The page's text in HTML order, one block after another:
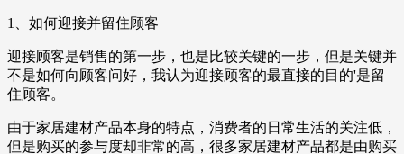
1、如何迎接并留住顾客
迎接顾客是销售的第一步，也是比较关键的一步，但是关键并
不是如何向顾客问好，我认为迎接顾客的最直接的目的'是留
住顾客。
由于家居建材产品本身的特点，消费者的日常生活的关注低，
但是购买的参与度却非常的高，很多家居建材产品都是由购买